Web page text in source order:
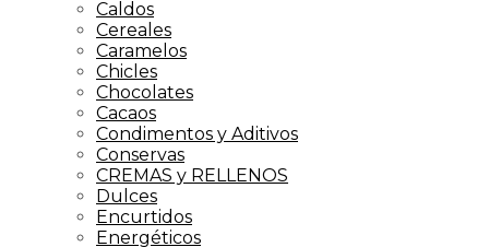
Caldos
Cereales
Caramelos
Chicles
Chocolates
Cacaos
Condimentos y Aditivos
Conservas
CREMAS y RELLENOS
Dulces
Encurtidos
Energéticos